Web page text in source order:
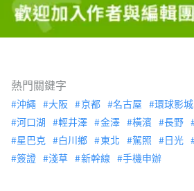
熱門關鍵字
沖繩 大阪 京都 名古屋 環球影城
河口湖
輕井澤 金澤 橫濱 長野
星巴克
白川鄉 東北 駕照 日光
簽證
淺草 新幹線 手機申辦